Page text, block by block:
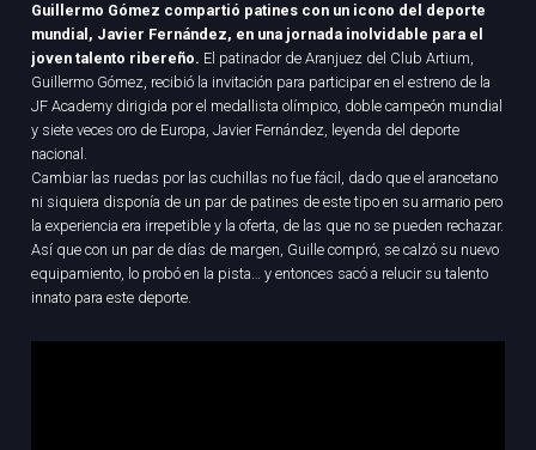
Guillermo Gómez compartió patines con un icono del deporte
mundial, Javier Fernández, en una jornada inolvidable para el
joven talento ribereño. El patinador de Aranjuez del Club Artium,
Guillermo Gómez, recibió la invitación para participar en el estreno de la
JF Academy dirigida por el medallista olímpico, doble campeón mundial
y siete veces oro de Europa, Javier Fernández, leyenda del deporte
nacional.
Cambiar las ruedas por las cuchillas no fue fácil, dado que el arancetano
ni siquiera disponía de un par de patines de este tipo en su armario pero
la experiencia era irrepetible y la oferta, de las que no se pueden rechazar.
Así que con un par de días de margen, Guille compró, se calzó su nuevo
equipamiento, lo probó en la pista… y entonces sacó a relucir su talento
innato para este deporte.